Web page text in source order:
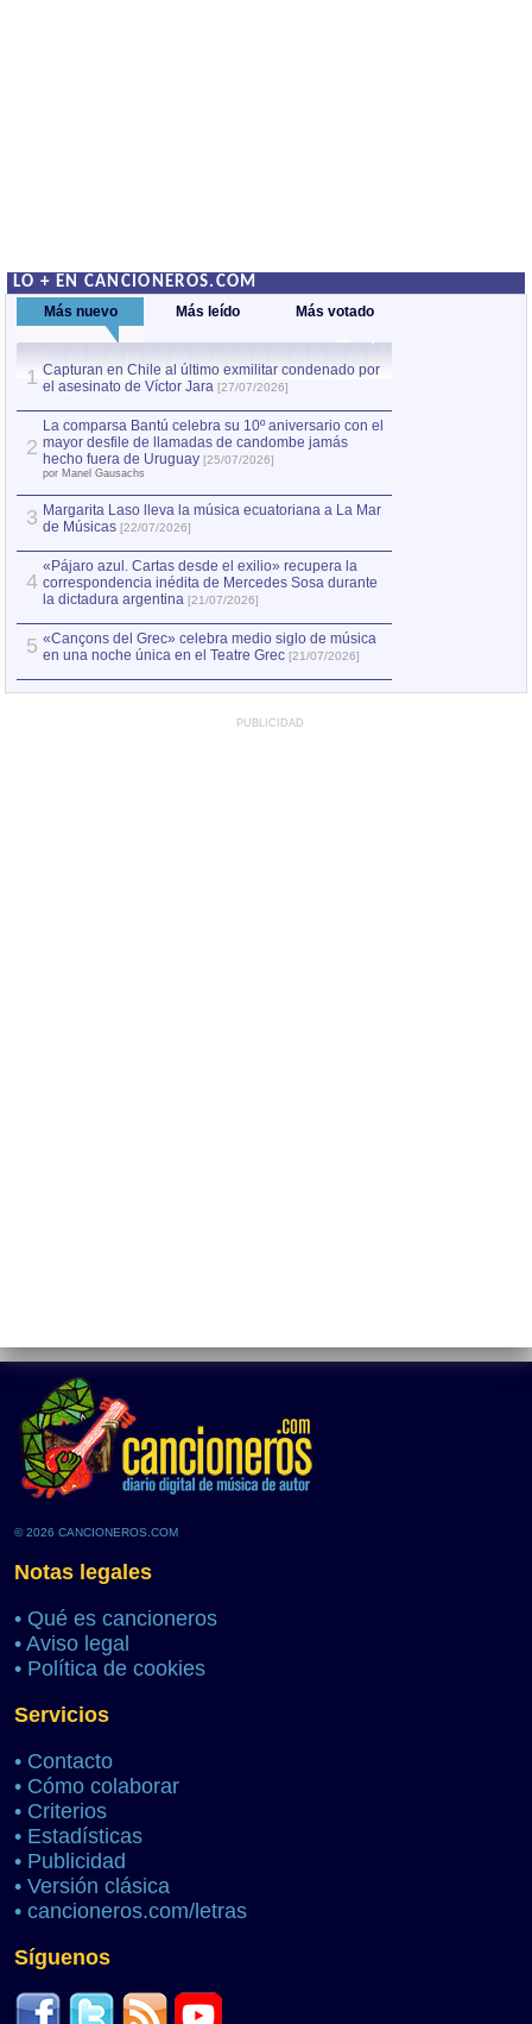
LO + EN CANCIONEROS.COM
Más nuevo Más leído Más votado
1 Capturan en Chile al último exmilitar condenado por
el asesinato de Víctor Jara [27/07/2026]
2
La comparsa Bantú celebra su 10º aniversario con el
mayor desfile de llamadas de candombe jamás
hecho fuera de Uruguay [25/07/2026]
por Manel Gausachs
3 Margarita Laso lleva la música ecuatoriana a La Mar
de Músicas [22/07/2026]
4
«Pájaro azul. Cartas desde el exilio» recupera la
correspondencia inédita de Mercedes Sosa durante
la dictadura argentina [21/07/2026]
5 «Cançons del Grec» celebra medio siglo de música
en una noche única en el Teatre Grec [21/07/2026]
PUBLICIDAD
© 2026 CANCIONEROS.COM
Notas legales
• Qué es cancioneros
• Aviso legal
• Política de cookies
Servicios
• Contacto
• Cómo colaborar
• Criterios
• Estadísticas
• Publicidad
• Versión clásica
• cancioneros.com/letras
Síguenos